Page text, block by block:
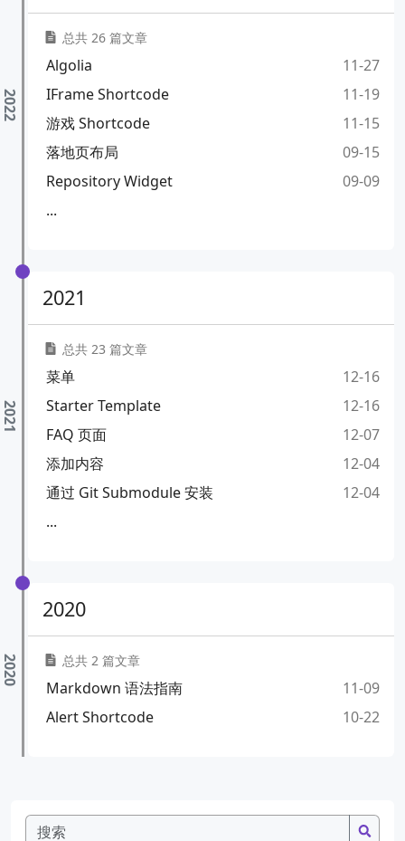
总共 26 篇文章
Algolia
11-27
IFrame Shortcode
11-19
游戏 Shortcode
11-15
落地页布局
09-15
Repository Widget
09-09
...
2021
总共 23 篇文章
菜单
12-16
Starter Template
12-16
FAQ 页面
12-07
添加内容
12-04
通过 Git Submodule 安装
12-04
...
2020
总共 2 篇文章
Markdown 语法指南
11-09
Alert Shortcode
10-22